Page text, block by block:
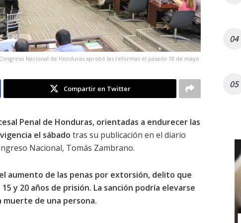
Nacional de Honduras aprobó las reformas el pasado 18 de mayo.
Compartir en Twitter
Penal de Honduras, orientadas a endurecer las
el sábado tras su publicación en el diario
Nacional, Tomás Zambrano.
aumento de las penas por extorsión, delito que
y 20 años de prisión. La sanción podría elevarse
de una persona.